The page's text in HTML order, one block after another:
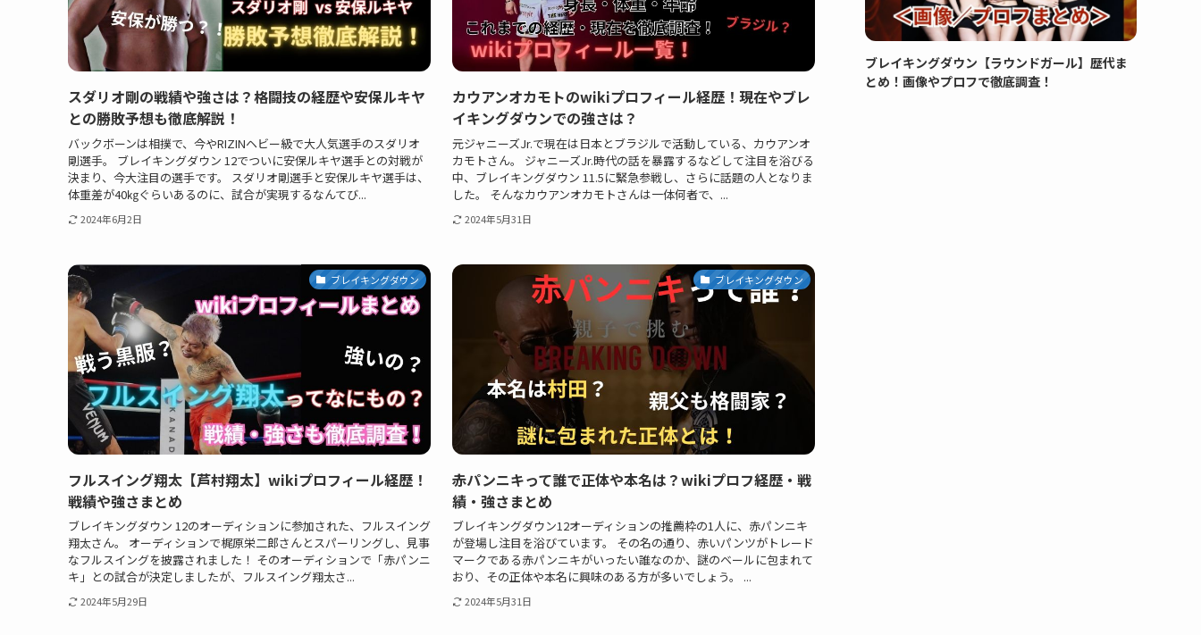
スダリオ剛の戦績や強さは？格闘技の経歴や安保ルキヤ
との勝敗予想も徹底解説！
バックボーンは相撲で、今やRIZINヘビー級で大人気選手のスダリオ
剛選手。 ブレイキングダウン 12でついに安保ルキヤ選手との対戦が
決まり、今大注目の選手です。 スダリオ剛選手と安保ルキヤ選手は、
体重差が40㎏ぐらいあるのに、試合が実現するなんてび...
2024年6月2日
カウアンオカモトのwikiプロフィール経歴！現在やブレ
イキングダウンでの強さは？
元ジャニーズJr.で現在は日本とブラジルで活動している、カウアンオ
カモトさん。 ジャニーズJr.時代の話を暴露するなどして注目を浴びる
中、ブレイキングダウン 11.5に緊急参戦し、さらに話題の人となりま
した。 そんなカウアンオカモトさんは一体何者で、...
2024年5月31日
ブレイキングダウン
フルスイング翔太【芦村翔太】wikiプロフィール経歴！
戦績や強さまとめ
ブレイキングダウン 12のオーディションに参加された、フルスイング
翔太さん。 オーディションで梶原栄二郎さんとスパーリングし、見事
なフルスイングを披露されました！ そのオーディションで「赤パンニ
キ」との試合が決定しましたが、フルスイング翔太さ...
2024年5月29日
ブレイキングダウン
赤パンニキって誰で正体や本名は？wikiプロフ経歴・戦
績・強さまとめ
ブレイキングダウン12オーディションの推薦枠の1人に、赤パンニキ
が登場し注目を浴びています。 その名の通り、赤いパンツがトレード
マークである赤パンニキがいったい誰なのか、謎のベールに包まれて
おり、その正体や本名に興味のある方が多いでしょう。 ...
2024年5月31日
ブレイキングダウン【ラウンドガール】歴代ま
とめ！画像やプロフで徹底調査！